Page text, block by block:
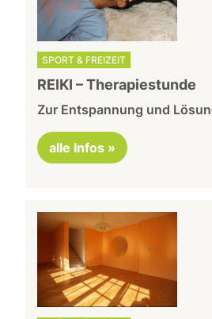
SPORT & FREIZEIT
REIKI – Therapiestunde
Zur Entspannung und
alle Infos »